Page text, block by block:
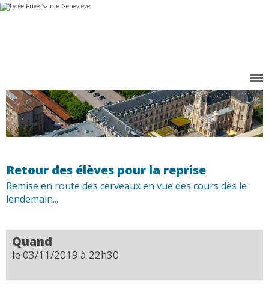
Aller
au
Outils
personnels
Retour des élèves pour la reprise
Remise en route des cerveaux en vue des cours dès le
lendemain...
Quand
le 03/11/2019 à 22h30